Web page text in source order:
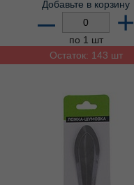
Добавьте в корзину
– +
по 1 шт
Остаток: 143 шт